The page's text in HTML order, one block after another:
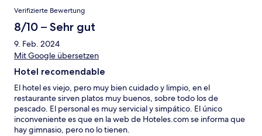
Verifizierte Bewertung
8/10 – Sehr gut
9. Feb. 2024
Mit Google übersetzen
Hotel recomendable
El hotel es viejo, pero muy bien cuidado y limpio, en el
restaurante sirven platos muy buenos, sobre todo los de
pescado. El personal es muy servicial y simpático. El único
inconveniente es que en la web de Hoteles.com se informa que
hay gimnasio, pero no lo tienen.